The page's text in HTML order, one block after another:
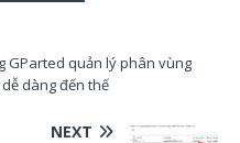
GParted quản lý phân vùng
dàng đến thế
NEXT